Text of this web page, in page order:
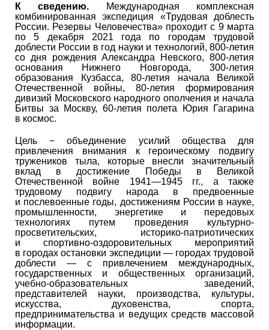
К сведению. Международная комплексная
комбинированная экспедиция «Трудовая доблесть
России. Резервы Человечества» проходит с 9 марта
по 5 декабря 2021 года по городам трудовой
доблести России в год науки и технологий, 800-летия
со дня рождения Александра Невского, 800-летия
основания Нижнего Новгорода, 300-летия
образования Кузбасса, 80-летия начала Великой
Отечественной войны, 80-летия формирования
дивизий Московского народного ополчения и начала
Битвы за Москву, 60-летия полета Юрия Гагарина
в космос.
Цель − объединение усилий общества для
привлечения внимания к героическому подвигу
тружеников тыла, которые внесли значительный
вклад в достижение Победы в Великой
Отечественной войне 1941—1945 гг., а также
трудовому подвигу народа в предвоенные
и послевоенные годы, достижениям России в науке,
промышленности, энергетике и передовых
технологиях путем проведения культурно-
просветительских, историко-патриотических
и спортивно-оздоровительных мероприятий
в городах остановки экспедиции — городах трудовой
доблести — с привлечением международных,
государственных и общественных организаций,
учебно-образовательных заведений,
представителей науки, производства, культуры,
искусства, духовенства, спорта,
предпринимательства и ведущих средств массовой
информации.